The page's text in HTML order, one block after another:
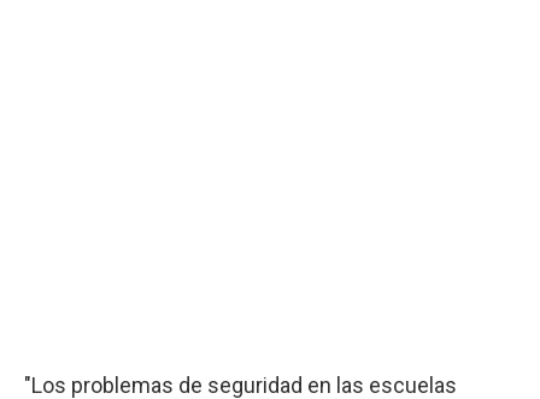
"Los problemas de seguridad en las escuelas